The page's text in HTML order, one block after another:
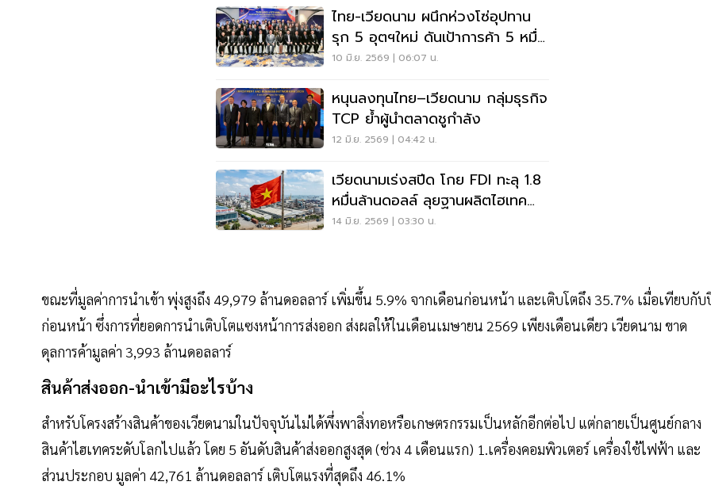
ไทย-เวียดนาม ผนึกห่วงโซ่อุปทาน
รุก 5 อุตฯใหม่ ดันเป้าการค้า 5 หมื่น
ล้านดอลลาร์
10 มิ.ย. 2569 | 06:07 น.
หนุนลงทุนไทย–เวียดนาม กลุ่มธุรกิจ
TCP ย้ำผู้นำตลาดชูกำลัง
12 มิ.ย. 2569 | 04:42 น.
เวียดนามเร่งสปีด โกย FDI ทะลุ 1.8
หมื่นล้านดอลล์ ลุยฐานผลิตไฮเทค
โลก
14 มิ.ย. 2569 | 03:30 น.
ขณะที่มูลค่าการนำเข้า พุ่งสูงถึง 49,979 ล้านดอลลาร์ เพิ่มขึ้น 5.9% จากเดือนก่อนหน้า และเติบโตถึง 35.7% เมื่อเทียบกั
ก่อนหน้า ซึ่งการที่ยอดการนำเติบโตแซงหน้าการส่งออก ส่งผลให้ในเดือนเมษายน 2569 เพียงเดือนเดียว เวียดนาม ขาด
ดุลการค้ามูลค่า 3,993 ล้านดอลลาร์
สินค้าส่งออก-นำเข้ามีอะไรบ้าง
สำหรับโครงสร้างสินค้าของเวียดนามในปัจจุบันไม่ได้พึ่งพาสิ่งทอหรือเกษตรกรรมเป็นหลักอีกต่อไป แต่กลายเป็นศูนย์กลาง
สินค้าไฮเทคระดับโลกไปแล้ว โดย 5 อันดับสินค้าส่งออกสูงสุด (ช่วง 4 เดือนแรก) 1.เครื่องคอมพิวเตอร์ เครื่องใช้ไฟฟ้า และ
ส่วนประกอบ มูลค่า 42,761 ล้านดอลลาร์ เติบโตแรงที่สุดถึง 46.1%